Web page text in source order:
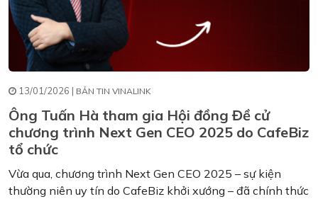
13/01/2026 | BẢN TIN VINALINK
Ông Tuấn Hà tham gia Hội đồng Đề cử
chương trình Next Gen CEO 2025 do CafeBiz
tổ chức
Vừa qua, chương trình Next Gen CEO 2025 – sự kiện
thường niên uy tín do CafeBiz khởi xướng – đã chính thức